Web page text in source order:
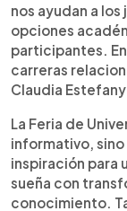
nos ayudan a
opciones
participantes.
carreras
Claudia
La Feria de
informativo,
inspiración para
sueña con
conocimiento.